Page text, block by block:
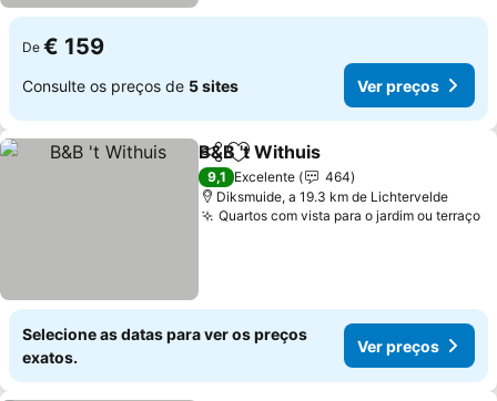
De € 159
Consulte os preços de 5 sites Ver preços
PartilharAdicionar aos favoritos
B&B 't Withuis
9,1 Excelente
464
Diksmuide, a 19.3 km de Lichtervelde
Quartos com vista para o jardim ou terraço
Selecione as datas para ver os preços
exatos.
Ver preços